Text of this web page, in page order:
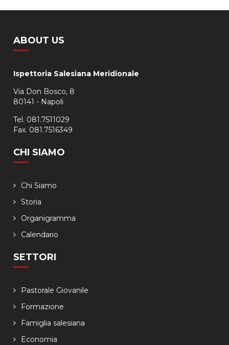
ABOUT US
Ispettoria Salesiana Meridionale
Via Don Bosco, 8
80141 - Napoli
Tel. 081.7511029
Fax. 081.7516349
CHI SIAMO
Chi Siamo
Storia
Organigramma
Calendario
SETTORI
Pastorale Giovanile
Formazione
Famiglia salesiana
Economia